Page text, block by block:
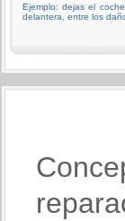
Ejemplo: dejas el
delantera, entre los